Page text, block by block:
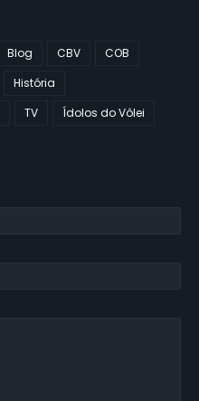
Blog CBV
COB
História
TV Ídolos do Vôlei